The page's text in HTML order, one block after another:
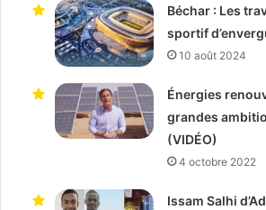
Béchar : Les
sportif
10 août 2024
Énergies
grandes
(VIDÉO)
4 octobre 2022
Issam Salhi